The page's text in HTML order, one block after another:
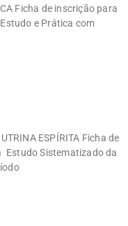
Ficha de inscrição para
e Prática com
ESPÍRITA Ficha de
Estudo Sistematizado da